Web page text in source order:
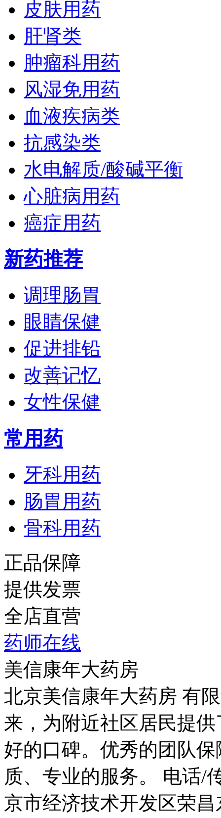
皮肤用药
肝肾类
肿瘤科用药
风湿免用药
血液疾病类
抗感染类
水电解质/酸碱平衡
心脏病用药
癌症用药
新药推荐
调理肠胃
眼睛保健
促进排铅
改善记忆
女性保健
常用药
牙科用药
肠胃用药
骨科用药
正品保障
提供发票
全店直营
药师在线
美信康年大药房
北京美信康年大药房 有
来，为附近社区居民提
好的口碑。优秀的团队
质、专业的服务。 电话/
京市经济技术开发区荣